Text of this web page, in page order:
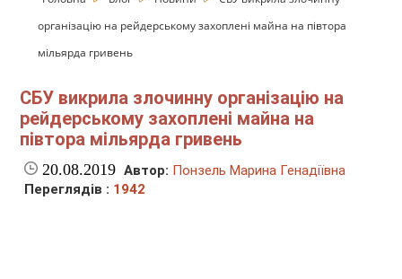
організацію на рейдерському захоплені майна на півтора
мільярда гривень
СБУ викрила злочинну організацію на
рейдерському захоплені майна на
півтора мільярда гривень
20.08.2019 Автор: Понзель Марина Генадіївна
Переглядів : 1942